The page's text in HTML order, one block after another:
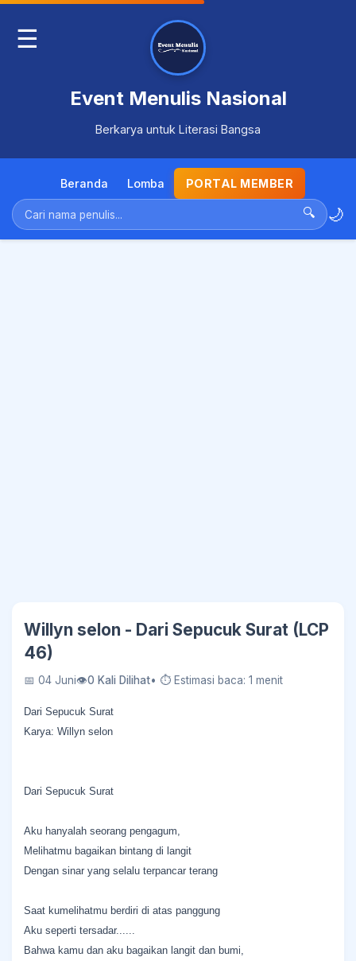
☰
Event Menulis Nasional
Berkarya untuk Literasi Bangsa
Beranda Lomba PORTAL MEMBER
🔍 🌙
Willyn selon - Dari Sepucuk Surat (LCP
46)
📅 04 Juni👁0 Kali Dilihat• ⏱ Estimasi baca: 1 menit
Dari Sepucuk Surat
Karya: Willyn selon
Dari Sepucuk Surat
Aku hanyalah seorang pengagum,
Melihatmu bagaikan bintang di langit
Dengan sinar yang selalu terpancar terang
Saat kumelihatmu berdiri di atas panggung
Aku seperti tersadar......
Bahwa kamu dan aku bagaikan langit dan bumi,